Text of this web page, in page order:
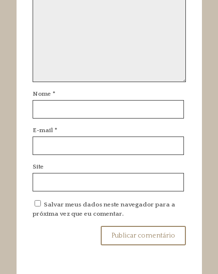
Nome *
E-mail *
Site
Salvar meus dados neste navegador para a
próxima vez que eu comentar.